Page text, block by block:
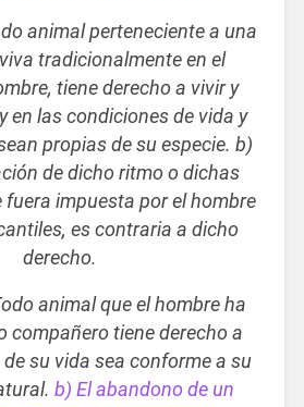
animal perteneciente a una
tradicionalmente en el
tiene derecho a vivir y
en las condiciones de vida y
propias de su especie. b)
de dicho ritmo o dichas
fuera impuesta por el hombre
es contraria a dicho
derecho.
animal que el hombre ha
compañero tiene derecho a
su vida sea conforme a su
b) El abandono de un